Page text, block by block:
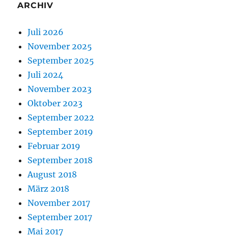
ARCHIV
Juli 2026
November 2025
September 2025
Juli 2024
November 2023
Oktober 2023
September 2022
September 2019
Februar 2019
September 2018
August 2018
März 2018
November 2017
September 2017
Mai 2017